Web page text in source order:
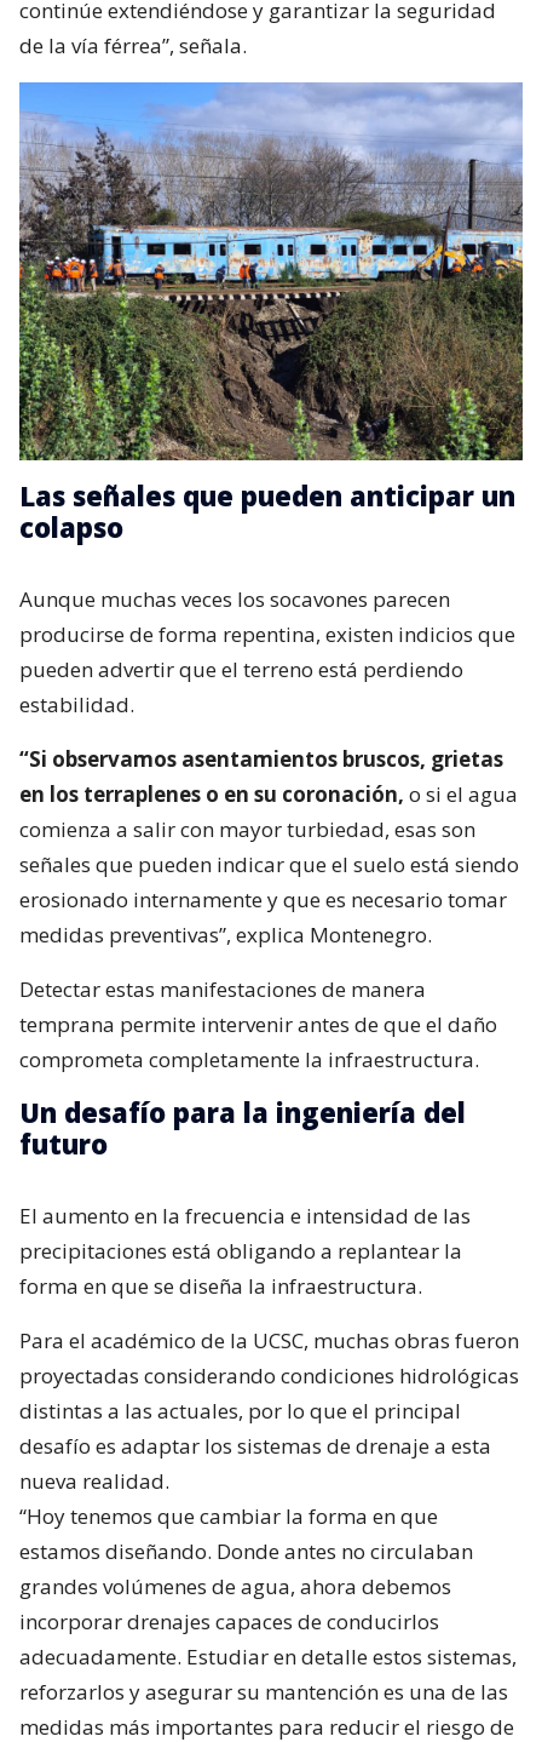
continúe extendiéndose y garantizar la seguridad
de la vía férrea”, señala.
Las señales que pueden anticipar un
colapso
Aunque muchas veces los socavones parecen
producirse de forma repentina, existen indicios que
pueden advertir que el terreno está perdiendo
estabilidad.
“Si observamos asentamientos bruscos, grietas
en los terraplenes o en su coronación, o si el agua
comienza a salir con mayor turbiedad, esas son
señales que pueden indicar que el suelo está siendo
erosionado internamente y que es necesario tomar
medidas preventivas”, explica Montenegro.
Detectar estas manifestaciones de manera
temprana permite intervenir antes de que el daño
comprometa completamente la infraestructura.
Un desafío para la ingeniería del
futuro
El aumento en la frecuencia e intensidad de las
precipitaciones está obligando a replantear la
forma en que se diseña la infraestructura.
Para el académico de la UCSC, muchas obras fueron
proyectadas considerando condiciones hidrológicas
distintas a las actuales, por lo que el principal
desafío es adaptar los sistemas de drenaje a esta
nueva realidad.
“Hoy tenemos que cambiar la forma en que
estamos diseñando. Donde antes no circulaban
grandes volúmenes de agua, ahora debemos
incorporar drenajes capaces de conducirlos
adecuadamente. Estudiar en detalle estos sistemas,
reforzarlos y asegurar su mantención es una de las
medidas más importantes para reducir el riesgo de